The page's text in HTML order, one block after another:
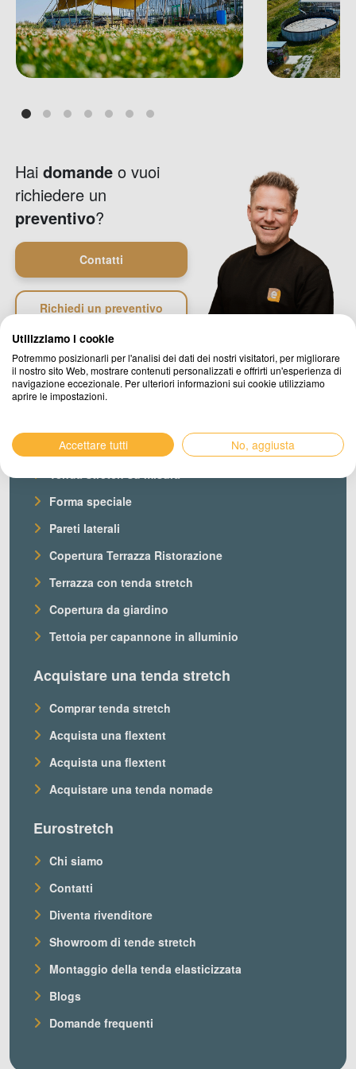
Haidomande o vuoi
richiedere un
preventivo?
Contatti
Richiedi un preventivo
Le nostre tende stretch
Tenda stretch su misura
Forma speciale
Pareti laterali
Copertura Terrazza Ristorazione
Terrazza con tenda stretch
Copertura da giardino
Tettoia per capannone in alluminio
Acquistare una tenda stretch
Comprar tenda stretch
Acquista una flextent
Acquista una flextent
Acquistare una tenda nomade
Eurostretch
Chi siamo
Contatti
Diventa rivenditore
Showroom di tende stretch
Montaggio della tenda elasticizzata
Blogs
Domande frequenti
Utilizziamo i cookie
Potremmo posizionarli per l'analisi dei dati dei nostri visitatori, per migliorare
il nostro sito Web, mostrare contenuti personalizzati e offrirti un'esperienza di
navigazione eccezionale. Per ulteriori informazioni sui cookie utilizziamo
aprire le impostazioni.
Accettare tutti No, aggiusta